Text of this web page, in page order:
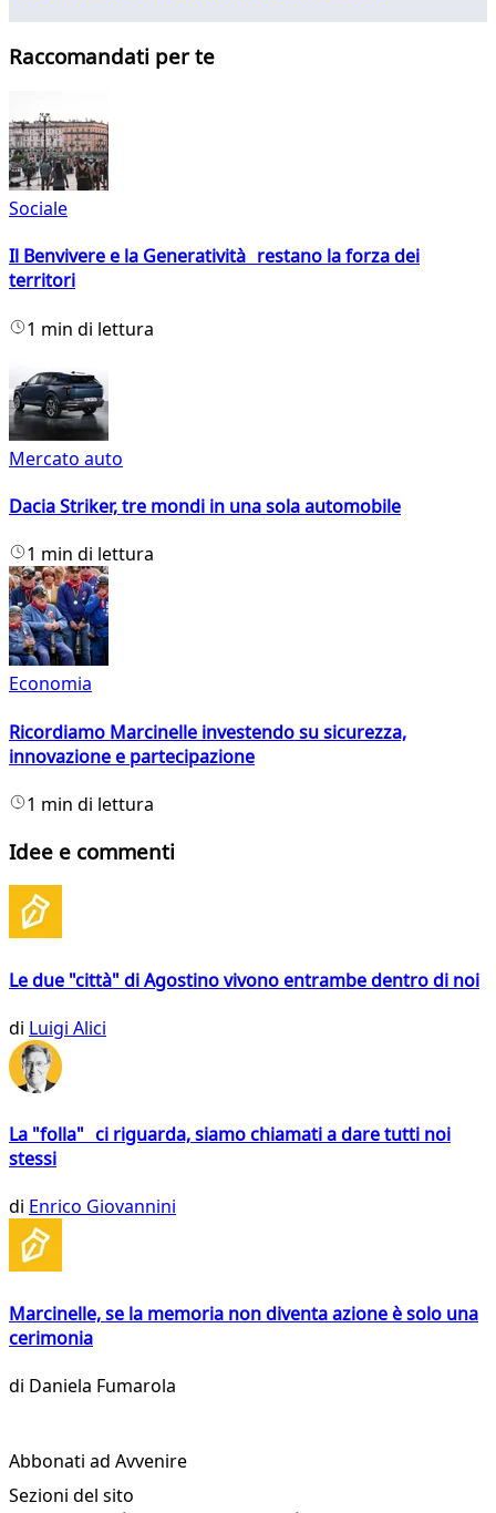
Raccomandati per te
Sociale
Il Benvivere e la Generatività restano la forza dei
territori
1 min di lettura
Mercato auto
Dacia Striker, tre mondi in una sola automobile
1 min di lettura
Economia
Ricordiamo Marcinelle investendo su sicurezza,
innovazione e partecipazione
1 min di lettura
Idee e commenti
Le due "città" di Agostino vivono entrambe dentro di noi
di Luigi Alici
La "folla" ci riguarda, siamo chiamati a dare tutti noi
stessi
di Enrico Giovannini
Marcinelle, se la memoria non diventa azione è solo una
cerimonia
di Daniela Fumarola
Abbonati ad Avvenire
Sezioni del sito